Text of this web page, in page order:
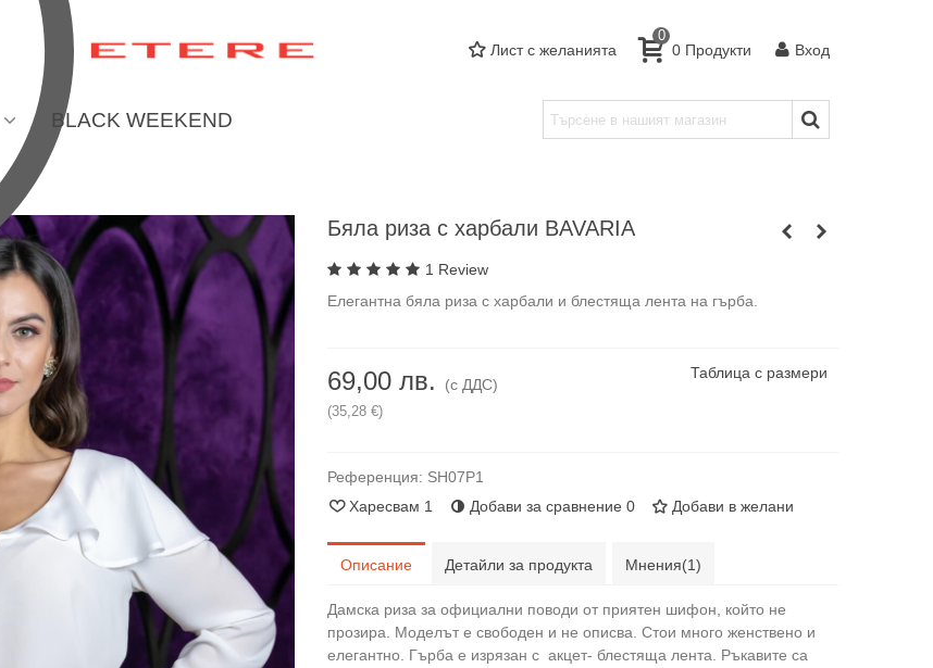
Лист с желанията
0
0 Продукти Вход
BLACK WEEKEND
Бяла риза с харбали BAVARIA
1 Review
Елегантна бяла риза с харбали и блестяща лента на гърба.
69,00 лв. (с ДДС)
(35,28 €)
Таблица с размери
Референция: SH07P1
Харесвам 1 Добави за сравнение 0 Добави в желани
Описание Детайли за продукта Мнения(1)
Дамска риза за официални поводи от приятен шифон, който не
прозира. Моделът е свободен и не описва. Стои много женствено и
елегантно. Гърба е изрязан с акцет- блестяща лента. Ръкавите са